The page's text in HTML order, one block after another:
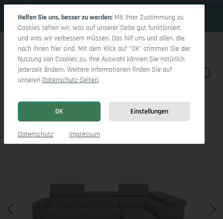
Du hast 0
Marco Aho kl Medium R
Bildergalerie überspringen
Helfen Sie uns, besser zu werden: Mit Ihrer Zustimmung zu
Cookies sehen wir, was auf unserer Seite gut funktioniert
und was wir verbessern müssen. Das hilf uns und allen, die
nach Ihnen hier sind. Mit dem Klick auf "OK" stimmen Sie der
Nutzung von Cookies zu. Ihre Auswahl können Sie natürlich
jederzeit ändern. Weitere Informationen finden Sie auf
unseren Datenschutz-Seiten.
OK Einstellungen
Datenschutz Impressum